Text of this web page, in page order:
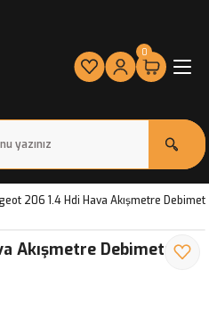
0
206 1.4 Hdi Hava Akışmetre
Akışmetre Debimetre